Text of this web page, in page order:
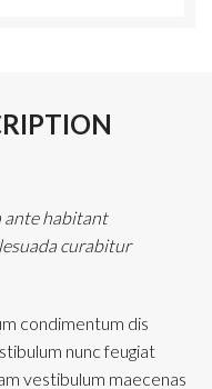
ante habitant
curabitur
condimentum dis
nunc feugiat
vestibulum maecenas